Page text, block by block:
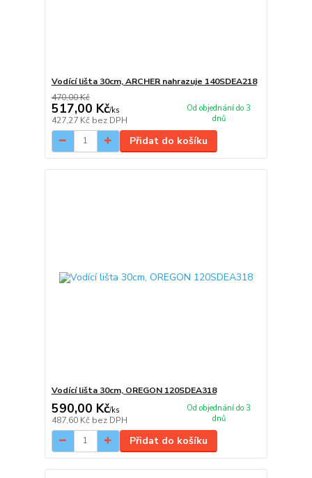
Vodící lišta 30cm, ARCHER nahrazuje 140SDEA218
470,00 Kč
517,00 Kč/ks
427,27 Kč bez DPH
Od objednání do 3
dnů
Přidat do košíku
Vodící lišta 30cm, OREGON 120SDEA318
590,00 Kč/ks
487,60 Kč bez DPH
Od objednání do 3
dnů
Přidat do košíku